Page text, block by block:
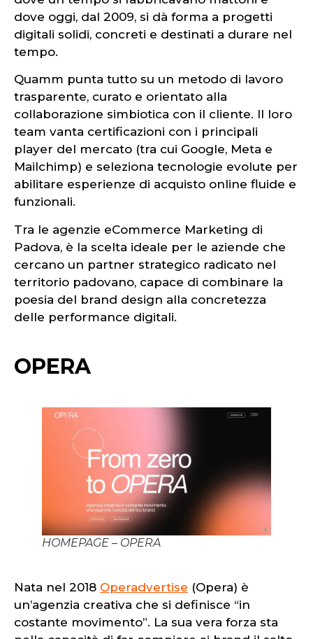
dove oggi, dal 2009, si dà forma a progetti
digitali solidi, concreti e destinati a durare nel
tempo.
Quamm punta tutto su un metodo di lavoro
trasparente, curato e orientato alla
collaborazione simbiotica con il cliente. Il loro
team vanta certificazioni con i principali
player del mercato (tra cui Google, Meta e
Mailchimp) e seleziona tecnologie evolute per
abilitare esperienze di acquisto online fluide e
funzionali.
Tra le agenzie eCommerce Marketing di
Padova, è la scelta ideale per le aziende che
cercano un partner strategico radicato nel
territorio padovano, capace di combinare la
poesia del brand design alla concretezza
delle performance digitali.
OPERA
HOMEPAGE – OPERA
Nata nel 2018 Operadvertise (Opera) è
un’agenzia creativa che si definisce “in
costante movimento”. La sua vera forza sta